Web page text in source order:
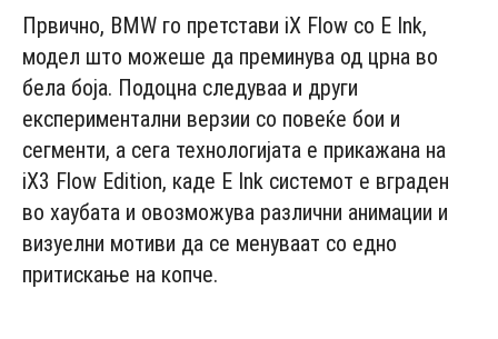
Првично, BMW го претстави iX Flow со E Ink,
модел што можеше да преминува од црна во
бела боја. Подоцна следуваа и други
експериментални верзии со повеќе бои и
сегменти, а сега технологијата е прикажана на
iX3 Flow Edition, каде E Ink системот е вграден
во хаубата и овозможува различни анимации и
визуелни мотиви да се менуваат со едно
притискање на копче.